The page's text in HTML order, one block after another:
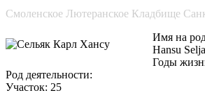
Смоленское Лютеранское Кладбище
Имя на
Hansu
Годы
Род деятельности:
Участок: 25